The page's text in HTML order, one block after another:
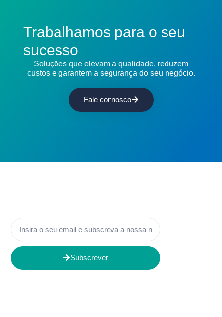
Trabalhamos para o seu
sucesso
Soluções que elevam a qualidade, reduzem
custos e garantem a segurança do seu negócio.
Fale connosco
Subscrever